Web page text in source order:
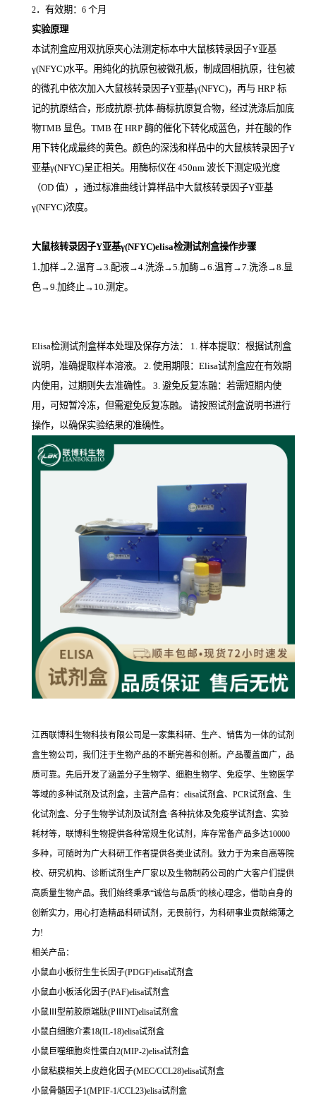
2．有效期： 6 个月
实验原理
本试剂盒应用双抗原夹心法测定标本中大鼠核转录因子Y亚基
γ(NFYC)水平。用纯化的抗原包被微孔板，制成固相抗原，往包被
的微孔中依次加入大鼠核转录因子Y亚基γ(NFYC)，再与 HRP 标
记的抗原结合，形成抗原-抗体-酶标抗原复合物，经过洗涤后加底
物TMB 显色。 TMB 在 HRP 酶的催化下转化成蓝色，并在酸的作
用下转化成最终的黄色。颜色的深浅和样品中的大鼠核转录因子Y
亚基γ(NFYC)呈正相关。用酶标仪在 450nm 波长下测定吸光度
（OD 值），通过标准曲线计算样品中大鼠核转录因子Y亚基
γ(NFYC)浓度。
大鼠核转录因子Y亚基γ(NFYC)elisa检测试剂盒操作步骤
1.加样→ 2.温育→3.配液→4.洗涤→5.加酶→6.温育→7.洗涤→8.显
色→9.加终止→10.测定。
Elisa检测试剂盒样本处理及保存方法： 1. 样本提取：根据试剂盒
说明，准确提取样本溶液。 2. 使用期限：Elisa试剂盒应在有效期
内使用，过期则失去准确性。 3. 避免反复冻融：若需短期内使
用，可短暂冷冻，但需避免反复冻融。 请按照试剂盒说明书进行
操作，以确保实验结果的准确性。
江西联博科生物科技有限公司是一家集科研、生产、销售为一体的试剂
盒生物公司，我们注于生物产品的不断完善和创新。产品覆盖面广，品
质可靠。先后开发了涵盖分子生物学、细胞生物学、免疫学、生物医学
等域的多种试剂及试剂盒，主营产品有：elisa试剂盒、PCR试剂盒、生
化试剂盒、分子生物学试剂及试剂盒·各种抗体及免疫学试剂盒、实验
耗材等，联博科生物提供各种常规生化试剂，库存常备产品多达10000
多种，可随时为广大科研工作者提供各类业试剂。致力于为来自高等院
校、研究机构、诊断试剂生产厂家以及生物制药公司的广大客户们提供
高质量生物产品。我们始终秉承“诚信与品质”的核心理念，借助自身的
创新实力，用心打造精品科研试剂，无畏前行，为科研事业贡献绵薄之
力!
相关产品：
小鼠血小板衍生生长因子(PDGF)elisa试剂盒
小鼠血小板活化因子(PAF)elisa试剂盒
小鼠Ⅲ型前胶原端肽(PⅢNT)elisa试剂盒
小鼠白细胞介素18(IL-18)elisa试剂盒
小鼠巨噬细胞炎性蛋白2(MIP-2)elisa试剂盒
小鼠粘膜相关上皮趋化因子(MEC/CCL28)elisa试剂盒
小鼠骨髓因子1(MPIF-1/CCL23)elisa试剂盒